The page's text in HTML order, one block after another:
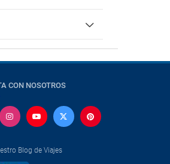
CON NOSOTROS
Blog de Viajes